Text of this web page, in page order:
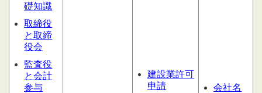
礎知識
取締役
と取締
役会
監査役
と会計
参与
建設業許可
申請
会社名